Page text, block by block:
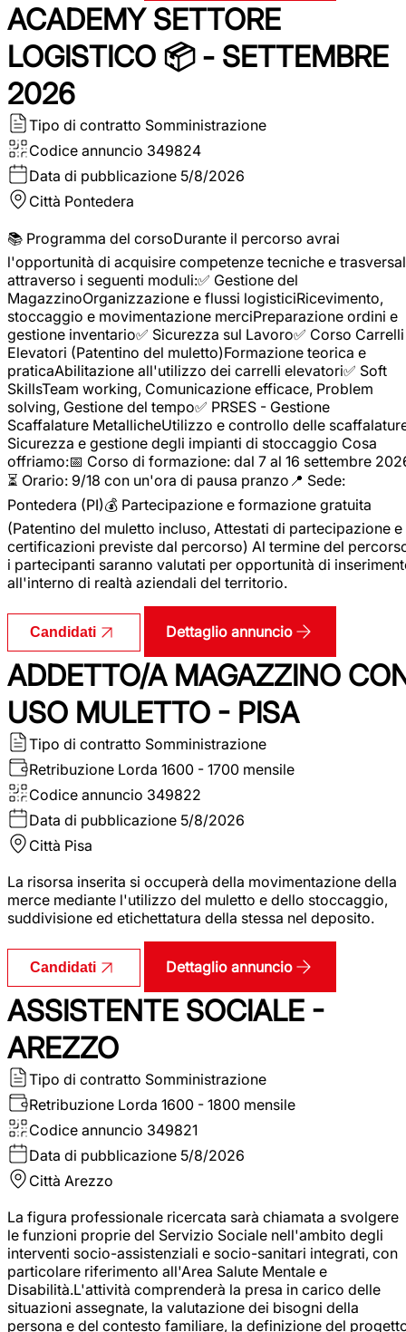
ACADEMY SETTORE
LOGISTICO 📦 - SETTEMBRE
2026
Tipo di contratto Somministrazione
Codice annuncio 349824
Data di pubblicazione 5/8/2026
Città Pontedera
📚 Programma del corsoDurante il percorso avrai
l'opportunità di acquisire competenze tecniche e
attraverso i seguenti moduli:✅ Gestione del
MagazzinoOrganizzazione e flussi logisticiRicevimento,
stoccaggio e movimentazione merciPreparazione ordini e
gestione inventario✅ Sicurezza sul Lavoro✅ Corso Carrelli
Elevatori (Patentino del muletto)Formazione teorica e
praticaAbilitazione all'utilizzo dei carrelli elevatori✅ Soft
SkillsTeam working, Comunicazione efficace, Problem
solving, Gestione del tempo✅ PRSES - Gestione
Scaffalature MetallicheUtilizzo e controllo delle
Sicurezza e gestione degli impianti di stoccaggio Cosa
offriamo:📅 Corso di formazione: dal 7 al 16 settembre
⏳ Orario: 9/18 con un'ora di pausa pranzo📍 Sede:
Pontedera (PI)💰 Partecipazione e formazione gratuita
(Patentino del muletto incluso, Attestati di partecipazione e
certificazioni previste dal percorso) Al termine del
i partecipanti saranno valutati per opportunità di
all'interno di realtà aziendali del territorio.
Candidati Dettaglio annuncio
ADDETTO/A MAGAZZINO
USO MULETTO - PISA
Tipo di contratto Somministrazione
Retribuzione Lorda 1600 - 1700 mensile
Codice annuncio 349822
Data di pubblicazione 5/8/2026
Città Pisa
La risorsa inserita si occuperà della movimentazione della
merce mediante l'utilizzo del muletto e dello stoccaggio,
suddivisione ed etichettatura della stessa nel deposito.
Candidati Dettaglio annuncio
ASSISTENTE SOCIALE -
AREZZO
Tipo di contratto Somministrazione
Retribuzione Lorda 1600 - 1800 mensile
Codice annuncio 349821
Data di pubblicazione 5/8/2026
Città Arezzo
La figura professionale ricercata sarà chiamata a svolgere
le funzioni proprie del Servizio Sociale nell'ambito degli
interventi socio-assistenziali e socio-sanitari integrati, con
particolare riferimento all'Area Salute Mentale e
Disabilità.L'attività comprenderà la presa in carico delle
situazioni assegnate, la valutazione dei bisogni della
persona e del contesto familiare, la definizione del